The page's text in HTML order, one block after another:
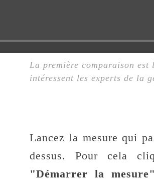
La première comparaison
intéressent les experts de la
Lancez la mesure qui
dessus. Pour cela
"Démarrer la